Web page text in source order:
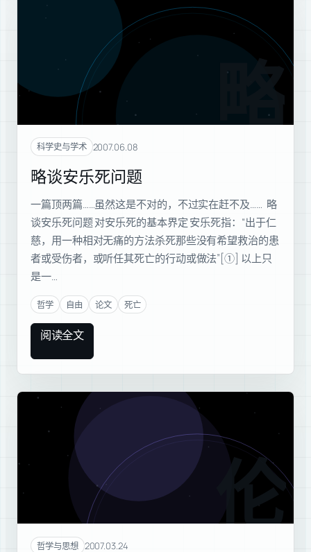
略谈
科学史与学术 2007.06.08
略谈安乐死问题
一篇顶两篇……虽然这是不对的，不过实在赶不及…… 略
谈安乐死问题 对安乐死的基本界定 安乐死指：“出于仁
慈，用一种相对无痛的方法杀死那些没有希望救治的患
者或受伤者，或听任其死亡的行动或做法”[①] 以上只
是一…
哲学 自由 论文 死亡
阅读全文
哲学与思想 2007.03.24